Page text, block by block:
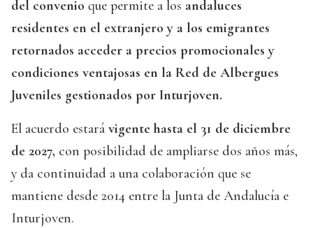
del convenio que permite a los andaluces
residentes en el extranjero y a los emigrantes
retornados acceder a precios promocionales y
condiciones ventajosas en la Red de Albergues
Juveniles gestionados por Inturjoven.
El acuerdo estará vigente hasta el 31 de diciembre
de 2027, con posibilidad de ampliarse dos años más,
y da continuidad a una colaboración que se
mantiene desde 2014 entre la Junta de Andalucía e
Inturjoven.